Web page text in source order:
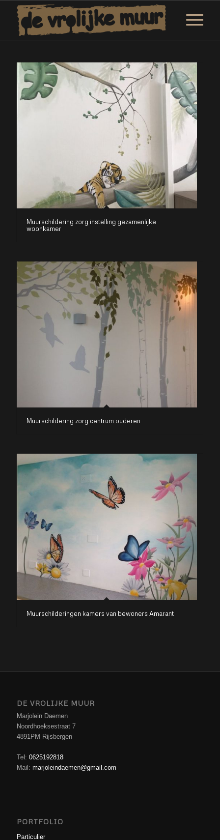
Muurschildering zorg instelling gezamenlijke
woonkamer
Muurschildering zorg centrum ouderen
Muurschilderingen kamers van bewoners Amarant
DE VROLIJKE MUUR
Marjolein Daemen
Noordhoeksestraat 7
4891PM Rijsbergen
Tel: 0625192818
Mail: marjoleindaemen@gmail.com
PORTFOLIO
Particulier